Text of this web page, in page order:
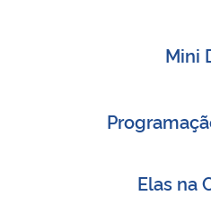
Ministério de Minas e Energia
Mini
Elas na